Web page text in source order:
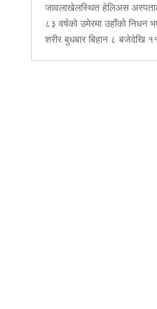
जावलाखेलस्थित हेलिअस
८३ वर्षको उमेरमा उहाँको निधन
शरीर बुधबार बिहान ८ बजेदेखि